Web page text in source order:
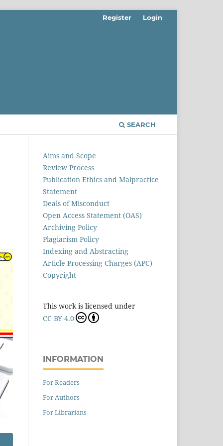
SEARCH
Register Login
Aims and Scope
Review Process
Publication Ethics and Malpractice
Statement
Deals of Misconduct
Open Access Statement (OAS)
Archiving Policy
Plagiarism Policy
Indexing and Abstracting
Article Processing Charges (APC)
Copyright
This work is licensed under
CC BY 4.0
INFORMATION
For Readers
For Authors
For Librarians